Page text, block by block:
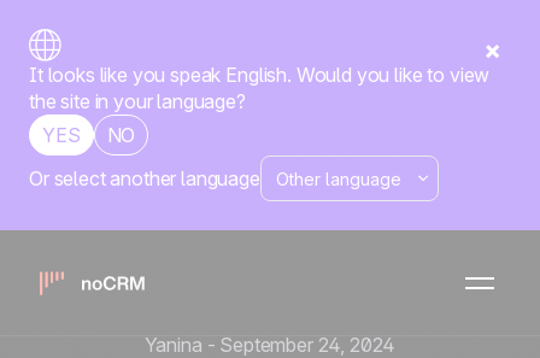
It looks like you speak English. Would you like to view
the site in your language?
YES
NO
Or select another language
Herramientas y automatización de ventas
7 pasos para prospección
en LinkedIn + 4
Yanina - September 24, 2024